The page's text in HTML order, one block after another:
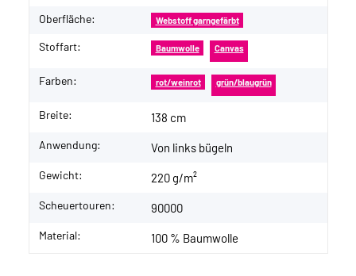
Oberfläche: Webstoff garngefärbt
Stoffart: Baumwolle Canvas
Farben: rot/weinrot grün/blaugrün
Breite: 138 cm
Anwendung: Von links bügeln
Gewicht: 220 g/m²
Scheuertouren: 90000
Material: 100 % Baumwolle